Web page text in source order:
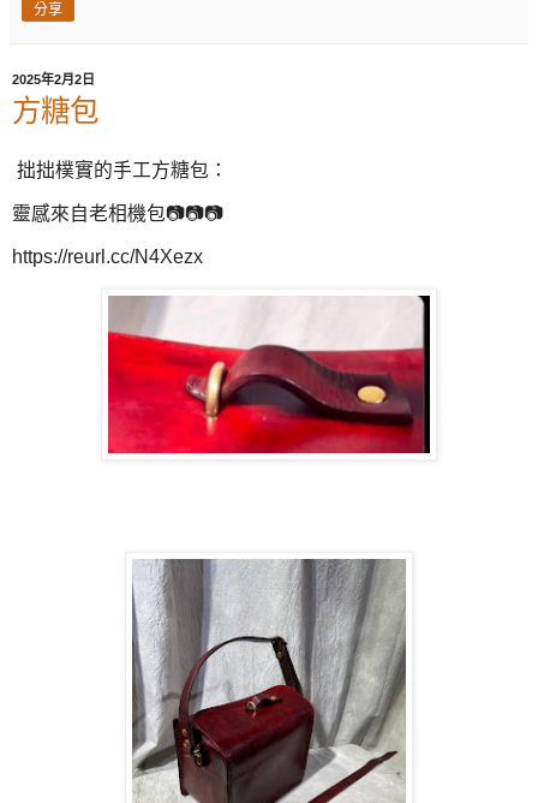
分享
2025年2月2日
方糖包
拙拙樸實的手工方糖包：
靈感來自老相機包📷📷📷
https://reurl.cc/N4Xezx